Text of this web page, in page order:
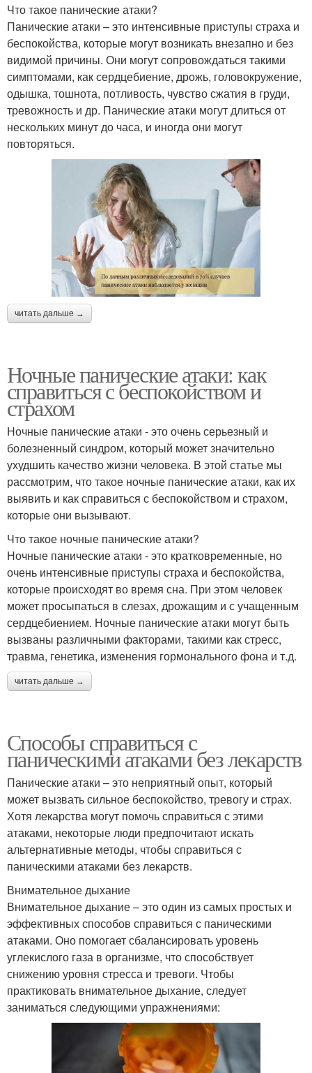
Что такое панические атаки?
Панические атаки – это интенсивные приступы страха и
беспокойства, которые могут возникать внезапно и без
видимой причины. Они могут сопровождаться такими
симптомами, как сердцебиение, дрожь, головокружение,
одышка, тошнота, потливость, чувство сжатия в груди,
тревожность и др. Панические атаки могут длиться от
нескольких минут до часа, и иногда они могут
повторяться.
читать дальше →
Ночные панические атаки: как
справиться с беспокойством и
страхом
Ночные панические атаки - это очень серьезный и
болезненный синдром, который может значительно
ухудшить качество жизни человека. В этой статье мы
рассмотрим, что такое ночные панические атаки, как их
выявить и как справиться с беспокойством и страхом,
которые они вызывают.
Что такое ночные панические атаки?
Ночные панические атаки - это кратковременные, но
очень интенсивные приступы страха и беспокойства,
которые происходят во время сна. При этом человек
может просыпаться в слезах, дрожащим и с учащенным
сердцебиением. Ночные панические атаки могут быть
вызваны различными факторами, такими как стресс,
травма, генетика, изменения гормонального фона и т.д.
читать дальше →
Способы справиться с
паническими атаками без лекарств
Панические атаки – это неприятный опыт, который
может вызвать сильное беспокойство, тревогу и страх.
Хотя лекарства могут помочь справиться с этими
атаками, некоторые люди предпочитают искать
альтернативные методы, чтобы справиться с
паническими атаками без лекарств.
Внимательное дыхание
Внимательное дыхание – это один из самых простых и
эффективных способов справиться с паническими
атаками. Оно помогает сбалансировать уровень
углекислого газа в организме, что способствует
снижению уровня стресса и тревоги. Чтобы
практиковать внимательное дыхание, следует
заниматься следующими упражнениями: